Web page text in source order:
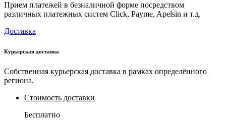
Прием платежей в безналичной форме посредством
различных платежных систем Click, Payme, Apelsin и т.д.
Доставка
Курьерская доставка
Собственная курьерская доставка в рамках определённого
региона.
Стоимость доставки
Бесплатно